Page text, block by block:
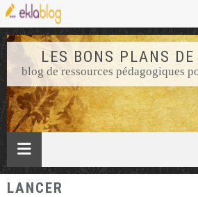
LES BONS PLANS
blog de ressources pédagogiques
LANCER